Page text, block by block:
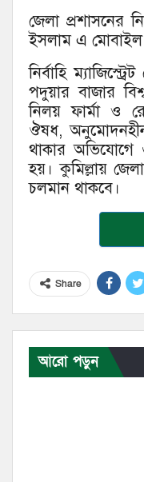
জেলা প্রশাসনের
ইসলাম এ মোবাইল
নির্বাহি
পদুয়ার বাজার
নিলয় ফার্মা ও
ঔষধ,
থাকার অভিযোগে
হয়। কুমিল্লায়
চলমান থাকবে।
Share
আরো পড়ুন